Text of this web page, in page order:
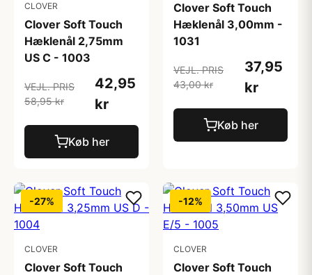
CLOVER
Clover Soft Touch
Hæklenål 2,75mm
US C - 1003
VEJL. PRIS
58,95 kr
42,95
kr
Køb her
Clover Soft Touch
Hæklenål 3,00mm -
1031
VEJL. PRIS
43,00 kr
37,95
kr
Køb her
-27%
CLOVER
Clover Soft Touch
-12%
CLOVER
Clover Soft Touch